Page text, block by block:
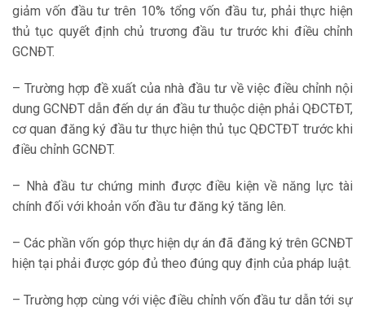
giảm vốn đầu tư trên 10% tổng vốn đầu tư, phải thực hiện
thủ tục quyết định chủ trương đầu tư trước khi điều chỉnh
GCNĐT.
– Trường hợp đề xuất của nhà đầu tư về việc điều chỉnh nội
dung GCNĐT dẫn đến dự án đầu tư thuộc diện phải QĐCTĐT,
cơ quan đăng ký đầu tư thực hiện thủ tục QĐCTĐT trước khi
điều chỉnh GCNĐT.
– Nhà đầu tư chứng minh được điều kiện về năng lực tài
chính đối với khoản vốn đầu tư đăng ký tăng lên.
– Các phần vốn góp thực hiện dự án đã đăng ký trên GCNĐT
hiện tại phải được góp đủ theo đúng quy định của pháp luật.
– Trường hợp cùng với việc điều chỉnh vốn đầu tư dẫn tới sự